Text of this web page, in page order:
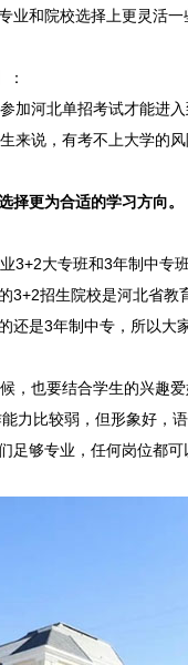
业和院校选择上更灵活一
加河北单招考试才能进
来说，有考不上大学的风
更为合适的学习方向。
3+2大专班和3年制中专
3+2招生院校是河北省
还是3年制中专，所以大
，也要结合学生的兴趣
力比较弱，但形象好，
足够专业，任何岗位都